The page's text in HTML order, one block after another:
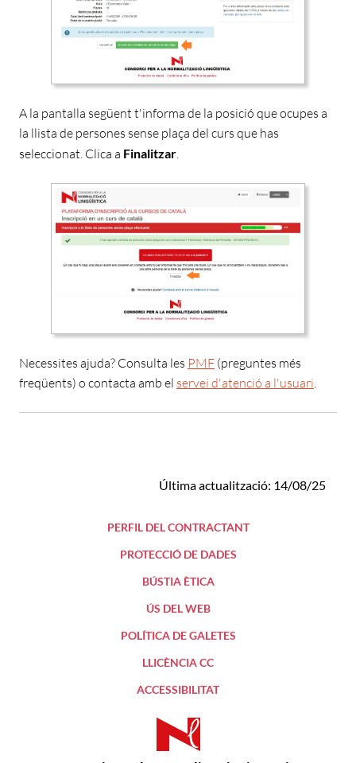
A la pantalla següent t'informa de la posició que ocupes a
la llista de persones sense plaça del curs que has
seleccionat. Clica a Finalitzar.
Necessites ajuda? Consulta les PMF (preguntes més
freqüents) o contacta amb el servei d'atenció a l'usuari.
Última actualització: 14/08/25
PERFIL DEL CONTRACTANT
PROTECCIÓ DE DADES
BÚSTIA ÈTICA
ÚS DEL WEB
POLÍTICA DE GALETES
LLICÈNCIA CC
ACCESSIBILITAT